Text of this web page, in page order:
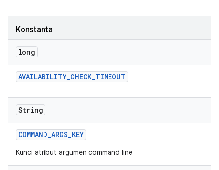
Konstanta
long
AVAILABILITY_CHECK_TIMEOUT
String
COMMAND_ARGS_KEY
Kunci atribut argumen command line